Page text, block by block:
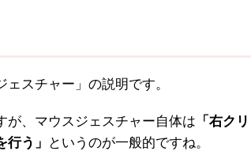
スチャー」の説明です。
が、マウスジェスチャー自体は 「右クリ
う」
というのが一般的ですね。